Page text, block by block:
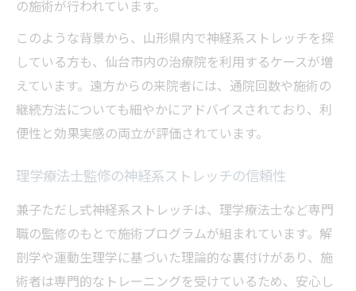
の施術が行われています。
このような背景から、山形県内で神経系ストレッチを探
している方も、仙台市内の治療院を利用するケースが増
えています。遠方からの来院者には、通院回数や施術の
継続方法についても細やかにアドバイスされており、利
便性と効果実感の両立が評価されています。
理学療法士監修の神経系ストレッチの信頼性
兼子ただし式神経系ストレッチは、理学療法士など専門
職の監修のもとで施術プログラムが組まれています。解
剖学や運動生理学に基づいた理論的な裏付けがあり、施
術者は専門的なトレーニングを受けているため、安心し